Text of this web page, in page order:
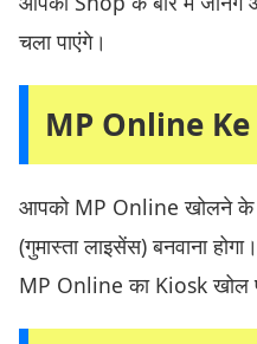
चला पाएंगे।
MP Online
आपको MP Online खोलने के
(गुमास्ता लाइसेंस) बनवाना
MP Online का Kiosk खोल